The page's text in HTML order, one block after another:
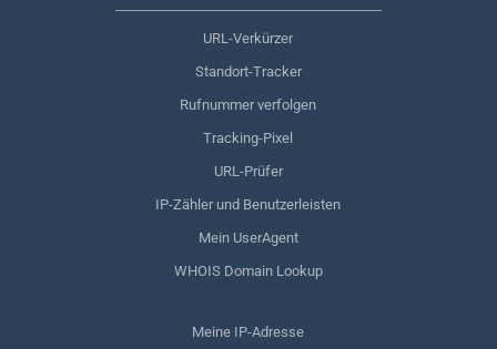
URL-Verkürzer
Standort-Tracker
Rufnummer verfolgen
Tracking-Pixel
URL-Prüfer
IP-Zähler und Benutzerleisten
Mein UserAgent
WHOIS Domain Lookup
Meine IP-Adresse